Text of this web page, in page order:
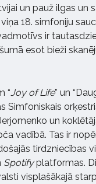
un pauž ilgas un
18. simfoniju sauc
ir
esot bieži
“Joy of Life” un
Simfoniskais
un
vadībā. Tas ir
tirdzniecības
Spotifyplatformas.
visplašākajā